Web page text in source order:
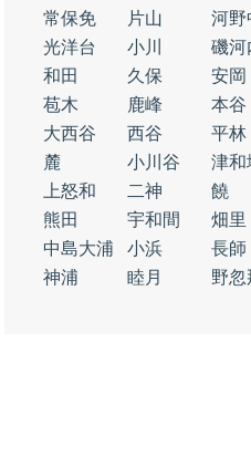
常保免
片山 河野
光洋台
小川 磯河
和田
久保 安岡
苞木
鹿峰 本谷
大西谷
西谷 平林
麓
小川谷 津和
上怒和
二神 饒
熊田
宇和間 畑里
中島大浦
小浜 長師
神浦
睦月 野忽